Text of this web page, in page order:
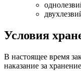
Условия
В настоящее время
наказание за